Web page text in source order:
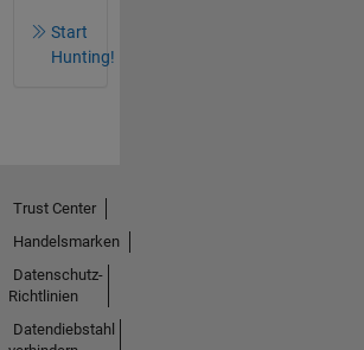
Start
Hunting!
Trust Center
Handelsmarken
Datenschutz-
Richtlinien
Datendiebstahl